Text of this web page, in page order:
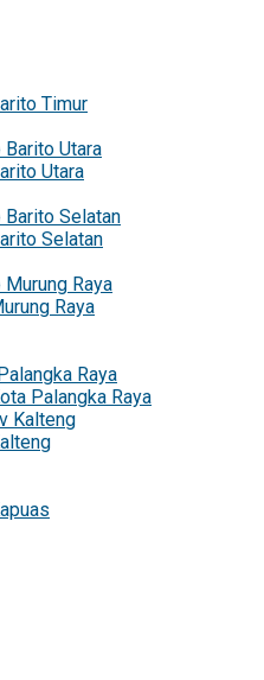
Timur
Utara
Utara
Selatan
Selatan
Raya
Raya
Raya
Palangka Raya
Kalteng